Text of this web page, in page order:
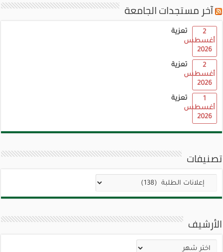
آخر مستجدات الجامعة
تعزية
2
أغسطس
2026
تعزية
2
أغسطس
2026
تعزية
1
أغسطس
2026
تصنيفات
تصنيفات
الأرشيف
الأرشيف